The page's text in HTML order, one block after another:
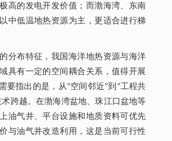
高的发电开发价值；而渤海湾、东南
中低温地热资源为主，更适合进行梯
分布特征，我国海洋地热资源与海洋
具有一定的空间耦合关系，值得开展
要指出的是，从“空间邻近”到“工程共
跨越。在渤海湾盆地、珠江口盆地等
油气井、平台设施和地质资料可优先
与油气井改造利用，这是当前可行性